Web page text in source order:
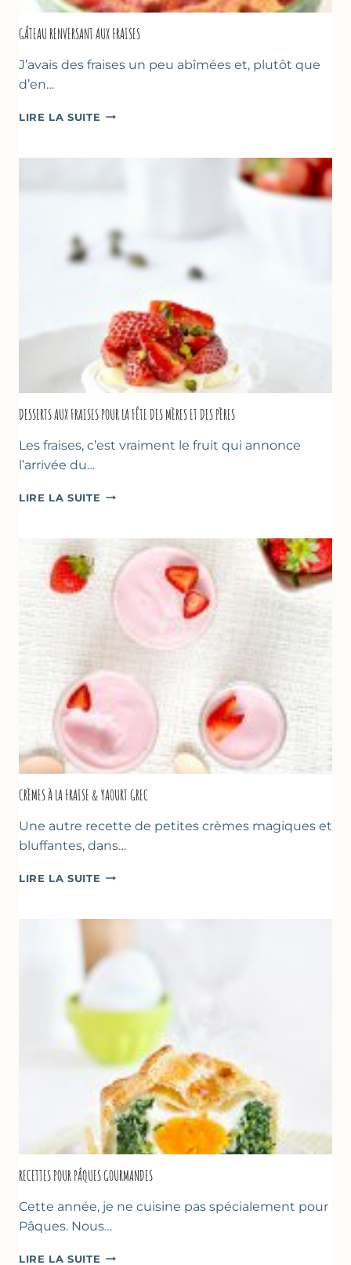
GÂTEAU RENVERSANT AUX FRAISES
J’avais des fraises un peu abîmées et, plutôt que
d’en…
LIRE LA SUITE GÂTEAU
FRAISES
DESSERTS AUX FRAISES POUR LA FÊTE DES MÈRES ET DES PÈRES
Les fraises, c’est vraiment le fruit qui annonce
l’arrivée du…
LIRE LA SUITE DESSERTS
POUR
FÊTE
DES
CRÈMES À LA FRAISE & YAOURT GREC
Une autre recette de petites crèmes magiques et
bluffantes, dans…
LIRE LA SUITE CRÈMES
FRAISE
YAOURT
GREC
RECETTES POUR PÂQUES GOURMANDES
Cette année, je ne cuisine pas spécialement pour
Pâques. Nous…
LIRE LA SUITE RECETTES